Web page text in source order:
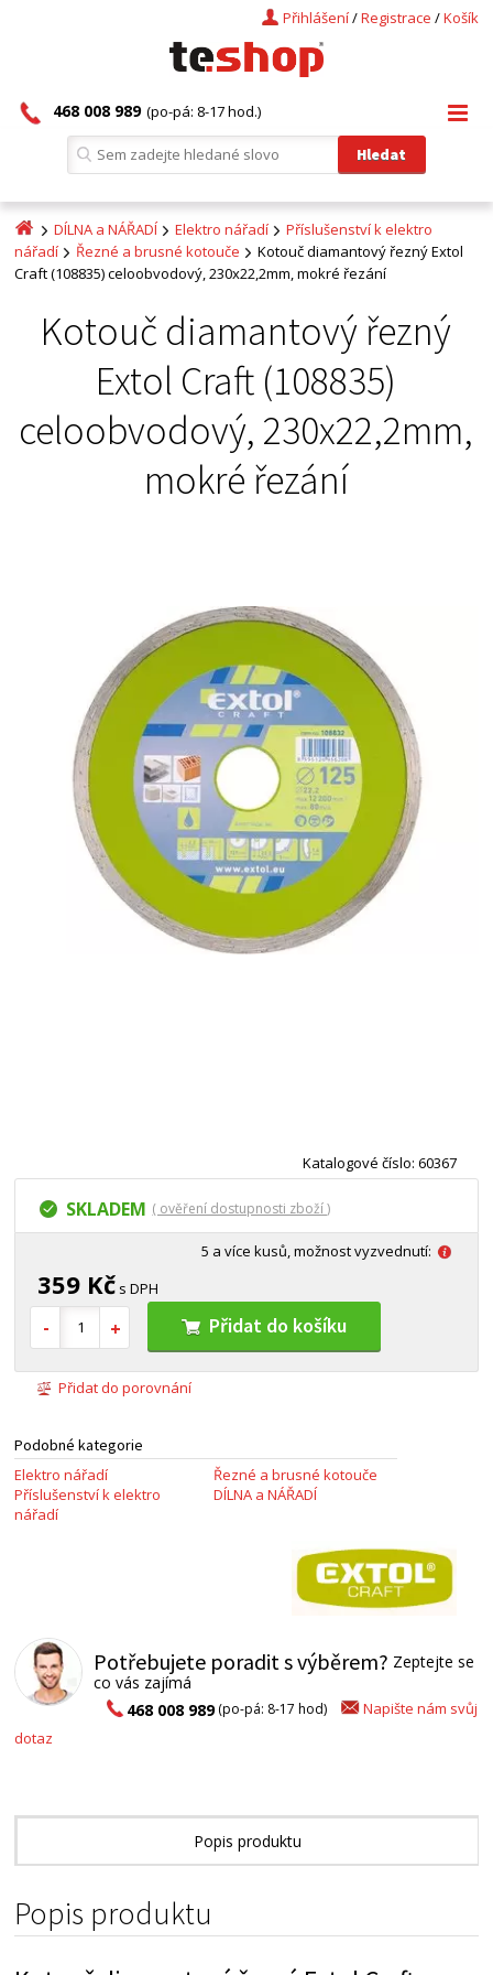
Košík
/
Registrace
/
Přihlášení
468 008 989 (po-pá: 8-17 hod.)
DÍLNA a NÁŘADÍ Elektro nářadí
Příslušenství k elektro
nářadí
Řezné a brusné kotouče
Kotouč diamantový řezný Extol
Craft (108835) celoobvodový, 230x22,2mm, mokré řezání
Kotouč diamantový řezný
Extol Craft (108835)
celoobvodový, 230x22,2mm,
mokré řezání
Katalogové číslo: 60367
SKLADEM ( ověření dostupnosti zboží )
5 a více kusů, možnost vyzvednutí:
359 Kč s DPH
Přidat do košíku
Přidat do porovnání
Podobné kategorie
Elektro nářadí
Příslušenství k elektro
nářadí
Řezné a brusné kotouče
DÍLNA a NÁŘADÍ
Potřebujete poradit s výběrem? Zeptejte se
co vás zajímá
468 008 989(po-pá: 8-17 hod)
Napište nám svůj
dotaz
Popis produktu
Popis produktu